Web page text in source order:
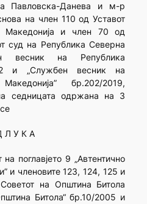
Павловска-Данева и м-р
на член 110 од Уставот
Македонија и член 70 од
суд на Република Северна
весник на Република
и „Службен весник на
бр.202/2019,
седницата одржана на 3
Л У К А
поглавјето 9 „Автентично
и членовите 123, 124, 125 и
на Општина Битола
Битола“ бр.10/2005 и